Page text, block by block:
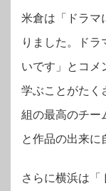
米倉は「ドラマ
りました。ドラ
いです」とコメ
学ぶことがたく
組の最高のチー
と作品の出来に
さらに横浜は「